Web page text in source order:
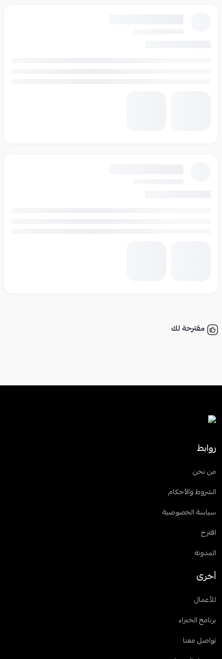
مقترحة لك
روابط
من نحن
الشروط والأحكام
سياسة الخصوصية
اقترح
المدونة
أخرى
للأعمال
برنامج الخبراء
تواصل معنا